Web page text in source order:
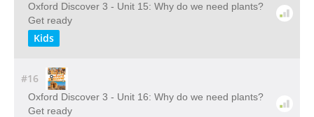
Oxford Discover 3 - Unit 15: Why do we need plants?
Get ready
Kids
#16
Oxford Discover 3 - Unit 16: Why do we need plants?
Get ready